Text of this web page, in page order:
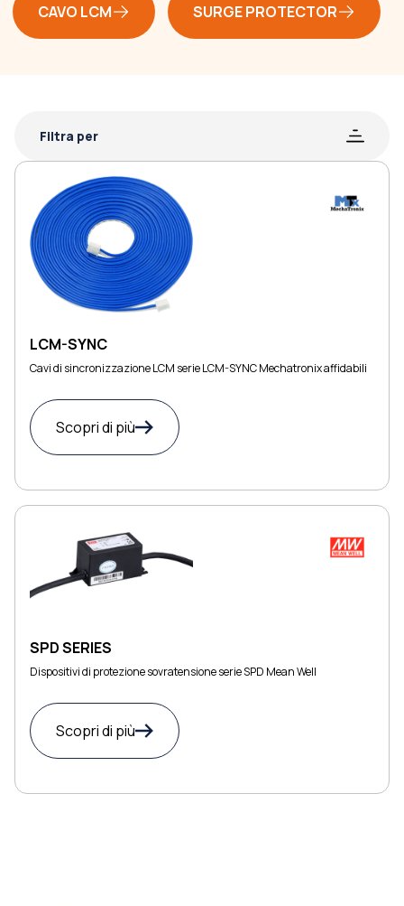
CAVO LCM SURGE PROTECTOR
Filtra per
LCM-SYNC
Cavi di sincronizzazione LCM serie LCM-SYNC Mechatronix affidabili
Scopri di più
SPD SERIES
Dispositivi di protezione sovratensione serie SPD Mean Well
Scopri di più